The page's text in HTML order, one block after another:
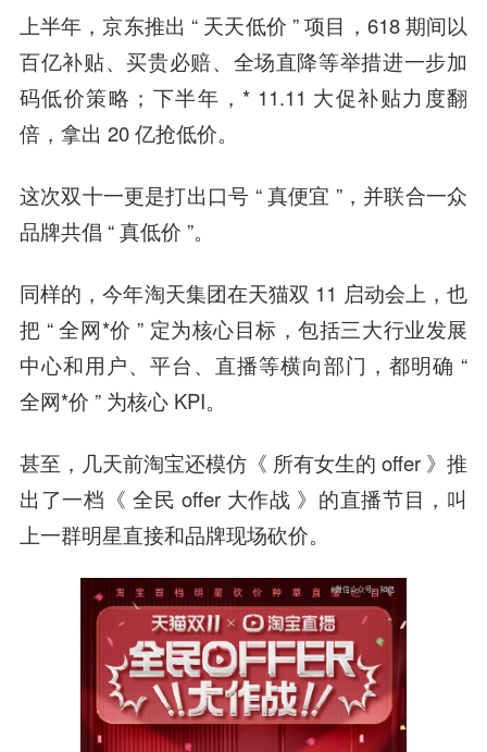
上半年，京东推出 “ 天天低价 ” 项目，618 期间以
百亿补贴、买贵必赔、全场直降等举措进一步加
码低价策略；下半年，* 11.11 大促补贴力度翻
倍，拿出 20 亿抢低价。
这次双十一更是打出口号 “ 真便宜 ”，并联合一众
品牌共倡 “ 真低价 ”。
同样的，今年淘天集团在天猫双 11 启动会上，也
把 “ 全网*价 ” 定为核心目标，包括三大行业发展
中心和用户、平台、直播等横向部门，都明确 “
全网*价 ” 为核心 KPI。
甚至，几天前淘宝还模仿《 所有女生的 offer 》推
出了一档《 全民 offer 大作战 》的直播节目，叫
上一群明星直接和品牌现场砍价。